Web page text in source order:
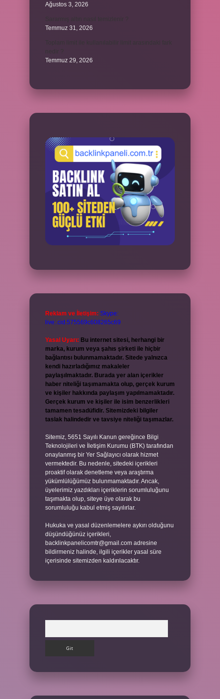
Ağustos 3, 2026
Temmuz 31, 2026
Temmuz 29, 2026
Reklam ve İletişim: Skype:
live:.cid.575569c608265c69
Yasal Uyarı: Bu internet sitesi, herhangi bir
marka, kurum veya şahıs şirketi ile hiçbir
bağlantısı bulunmamaktadır. Sitede yalnızca
kendi hazırladığımız makaleler
paylaşılmaktadır. Burada yer alan içerikler
haber niteliği taşımamakta olup, gerçek kurum
ve kişiler hakkında paylaşım yapılmamaktadır.
Gerçek kurum ve kişiler ile isim benzerlikleri
tamamen tesadüfidir. Sitemizdeki bilgiler
taslak halindedir ve tavsiye niteliği taşımazlar.
Sitemiz, 5651 Sayılı Kanun gereğince Bilgi
Teknolojileri ve İletişim Kurumu (BTK) tarafından
onaylanmış bir Yer Sağlayıcı olarak hizmet
vermektedir. Bu nedenle, sitedeki içerikleri
proaktif olarak denetleme veya araştırma
yükümlülüğümüz bulunmamaktadır. Ancak,
üyelerimiz yazdıkları içeriklerin sorumluluğunu
taşımakta olup, siteye üye olarak bu
sorumluluğu kabul etmiş sayılırlar.
Hukuka ve yasal düzenlemelere aykırı olduğunu
düşündüğünüz içerikleri,
backlinkpanelicomtr@gmail.com adresine
bildirmeniz halinde, ilgili içerikler yasal süre
içerisinde sitemizden kaldırılacaktır.